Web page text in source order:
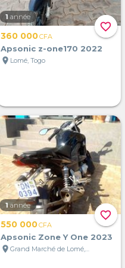
favorite_border
1 année
360 000CFA
Apsonic z-one170 2022
location_on Lomé, Togo
favorite_border
1 année
550 000CFA
Apsonic Zone Y One 2023
location_on
Grand Marché de Lomé, Lomé, Togo